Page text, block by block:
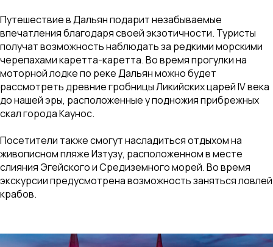
Путешествие в Дальян подарит незабываемые
впечатления благодаря своей экзотичности. Туристы
получат возможность наблюдать за редкими морскими
черепахами каретта-каретта. Во время прогулки на
моторной лодке по реке Дальян можно будет
рассмотреть древние гробницы Ликийских царей IV века
до нашей эры, расположенные у подножия прибрежных
скал города Каунос.
Посетители также смогут насладиться отдыхом на
живописном пляже Изтузу, расположенном в месте
слияния Эгейского и Средиземного морей. Во время
экскурсии предусмотрена возможность заняться ловлей
крабов.